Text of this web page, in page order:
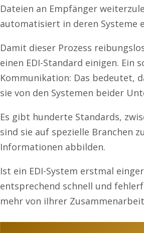
Dateien an Empfänger
automatisiert in deren Systeme
Damit dieser Prozess
einen EDI-Standard einigen. Ein
Kommunikation: Das bedeutet,
sie von den Systemen beider
Es gibt hunderte Standards,
sind sie auf spezielle Branchen
Informationen abbilden.
Ist ein EDI-System erstmal
entsprechend schnell und
mehr von iIhrer